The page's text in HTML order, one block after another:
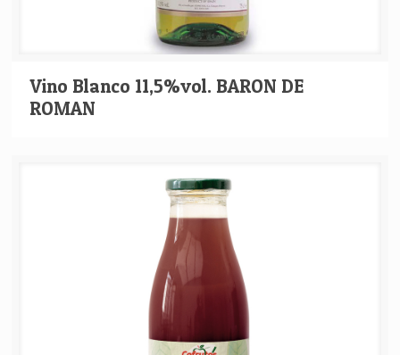
Vino Blanco 11,5%vol. BARON DE
ROMAN